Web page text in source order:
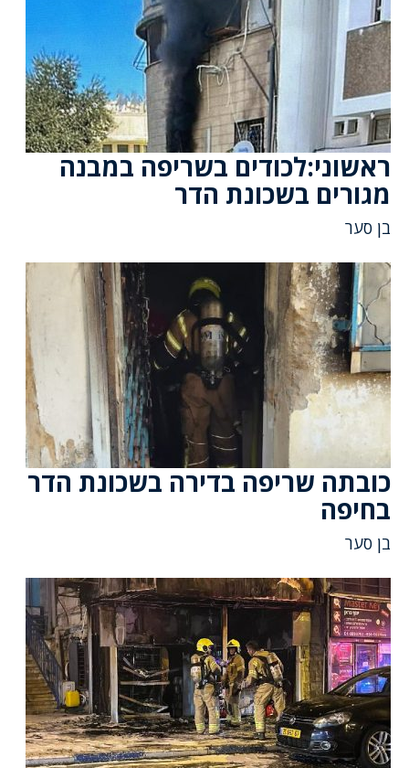
ראשוני:לכודים בשריפה במבנה
מגורים בשכונת הדר
בן סער
כובתה שריפה בדירה בשכונת הדר
בחיפה
בן סער